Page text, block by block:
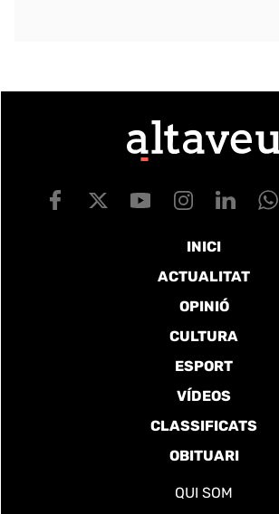
INICI
ACTUALITAT
OPINIÓ
CULTURA
ESPORT
VÍDEOS
CLASSIFICATS
OBITUARI
QUI SOM